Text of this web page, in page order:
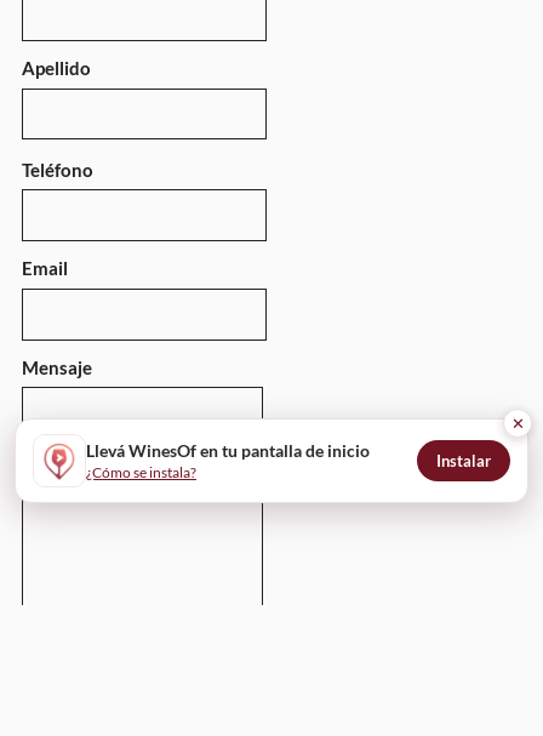
Apellido
Teléfono
Email
Mensaje
Llevá WinesOf en tu pantalla de inicio
¿Cómo se instala?
Instalar
✕